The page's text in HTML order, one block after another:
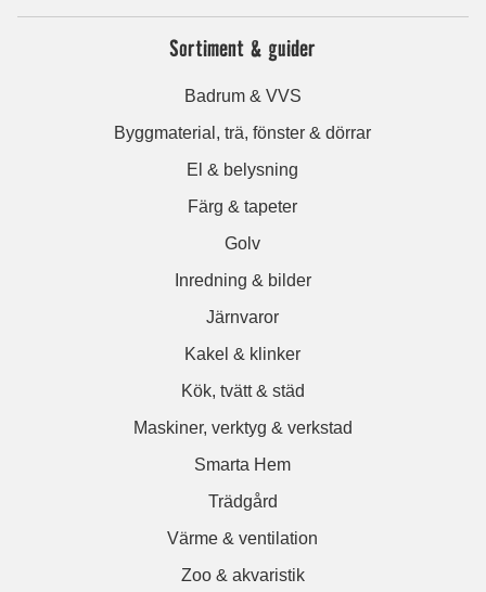
Sortiment & guider
Badrum & VVS
Byggmaterial, trä, fönster & dörrar
El & belysning
Färg & tapeter
Golv
Inredning & bilder
Järnvaror
Kakel & klinker
Kök, tvätt & städ
Maskiner, verktyg & verkstad
Smarta Hem
Trädgård
Värme & ventilation
Zoo & akvaristik